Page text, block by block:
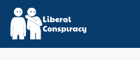
Skip
content